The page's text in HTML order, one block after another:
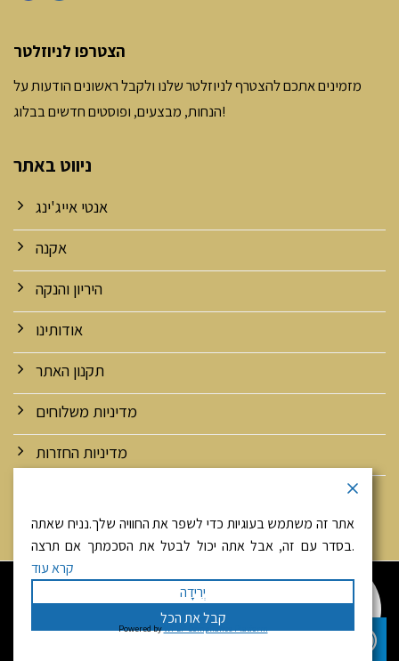
ניווט באתר
אנטי אייג'ינג
אקנה
היריון והנקה
אודותינו
תקנון האתר
מדיניות משלוחים
מדיניות החזרות
הצטרפו לניוזלטר
מזמינים אתכם להצטרף לניוזלטר שלנו ולקבל ראשונים הודעות על
הנחות, מבצעים, ופוסטים חדשים בבלוג!
כל הזכויות שמורות 2026 © דר' גולדנהירש| מנוהל על ידי
אתר זה משתמש בעוגיות כדי לשפר את החוויה שלך.נניח שאתה
בסדר עם זה, אבל אתה יכול לבטל את הסכמתך אם תרצה.
קרא עוד
יְרִידָה
קבל את הכל
Powered byWPLP Compliance Platform
היי! זאת יפה מגולדנהירש
צריכה עזרה? אני זמינה עבורך
058-4033007
וואטסאפ טלפון